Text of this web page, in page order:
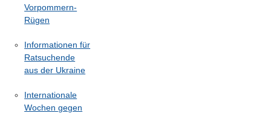
Vorpommern-
Rügen
Informationen für
Ratsuchende
aus der Ukraine
Internationale
Wochen gegen